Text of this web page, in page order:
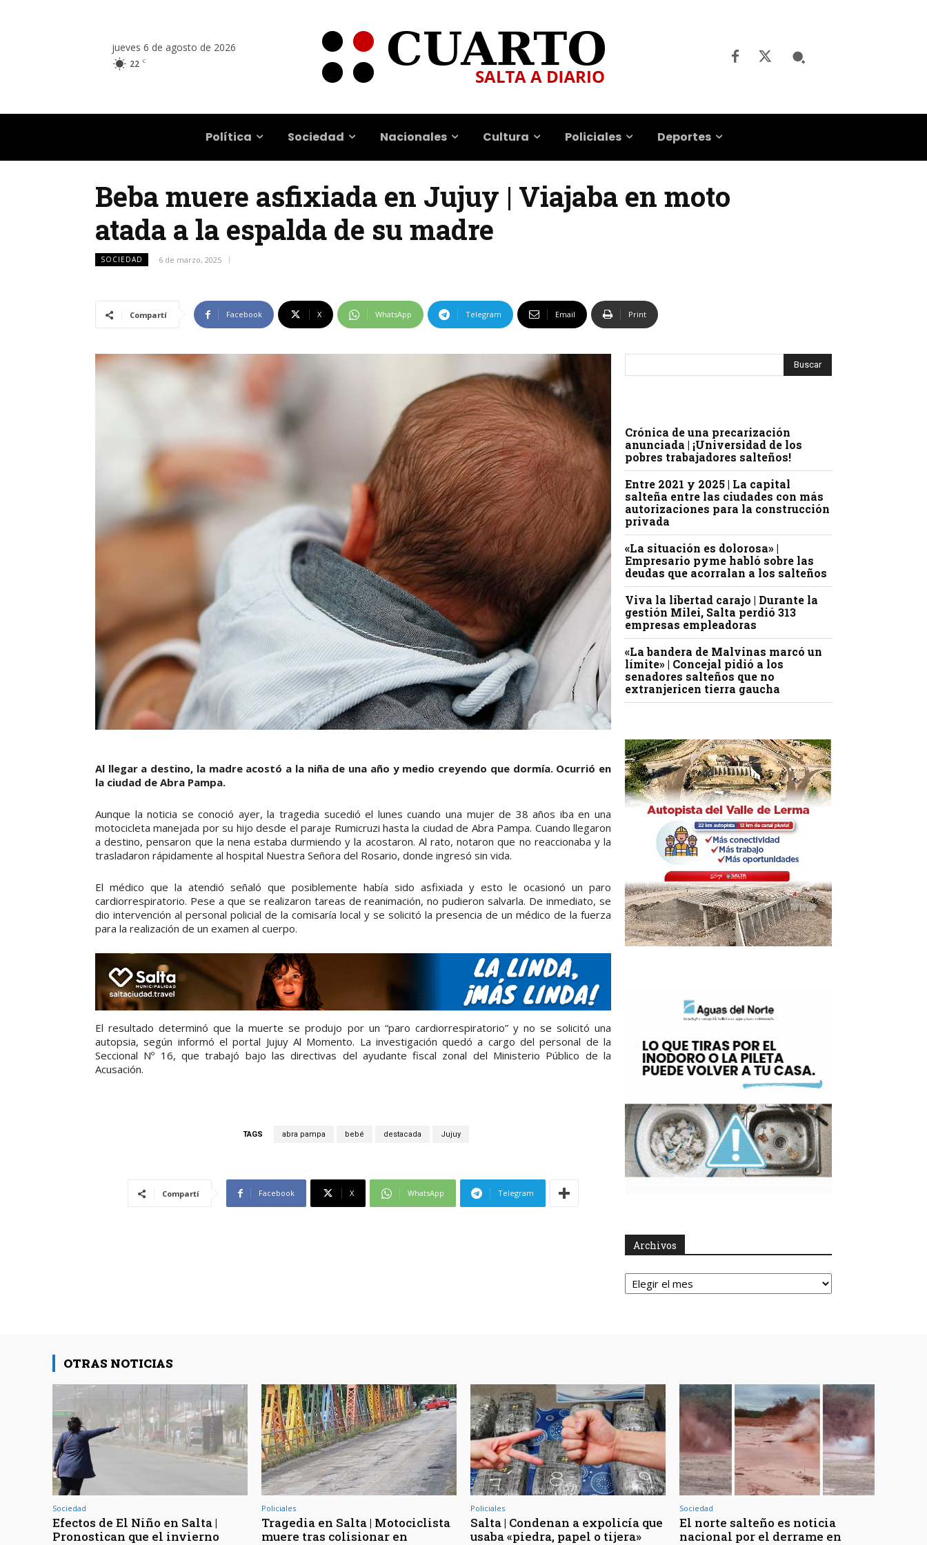
jueves 6 de agosto de 2026
22 C
Política Sociedad Nacionales Cultura Policiales Deportes
Beba muere asfixiada en Jujuy | Viajaba en moto
atada a la espalda de su madre
SOCIEDAD 6 de marzo, 2025
Compartí Facebook X WhatsApp Telegram Email Print
Al llegar a destino, la madre acostó a la niña de una año y medio creyendo que dormía. Ocurrió en
la ciudad de Abra Pampa.
Aunque la noticia se conoció ayer, la tragedia sucedió el lunes cuando una mujer de 38 años iba en una
motocicleta manejada por su hijo desde el paraje Rumicruzi hasta la ciudad de Abra Pampa. Cuando llegaron
a destino, pensaron que la nena estaba durmiendo y la acostaron. Al rato, notaron que no reaccionaba y la
trasladaron rápidamente al hospital Nuestra Señora del Rosario, donde ingresó sin vida.
El médico que la atendió señaló que posiblemente había sido asfixiada y esto le ocasionó un paro
cardiorrespiratorio. Pese a que se realizaron tareas de reanimación, no pudieron salvarla. De inmediato, se
dio intervención al personal policial de la comisaría local y se solicitó la presencia de un médico de la fuerza
para la realización de un examen al cuerpo.
El resultado determinó que la muerte se produjo por un “paro cardiorrespiratorio” y no se solicitó una
autopsia, según informó el portal Jujuy Al Momento. La investigación quedó a cargo del personal de la
Seccional Nº 16, que trabajó bajo las directivas del ayudante fiscal zonal del Ministerio Público de la
Acusación.
TAGS abra pampa bebé destacada Jujuy
Compartí Facebook X WhatsApp Telegram
Crónica de una precarización
anunciada | ¡Universidad de los
pobres trabajadores salteños!
Entre 2021 y 2025 | La capital
salteña entre las ciudades con más
autorizaciones para la construcción
privada
«La situación es dolorosa» |
Empresario pyme habló sobre las
deudas que acorralan a los salteños
Viva la libertad carajo | Durante la
gestión Milei, Salta perdió 313
empresas empleadoras
«La bandera de Malvinas marcó un
límite» | Concejal pidió a los
senadores salteños que no
extranjericen tierra gaucha
Archivos
Archivos
OTRAS NOTICIAS
Sociedad
Efectos de El Niño en Salta |
Pronostican que el invierno
Policiales
Tragedia en Salta | Motociclista
muere tras colisionar en
Policiales
Salta | Condenan a expolicía que
usaba «piedra, papel o tijera»
Sociedad
El norte salteño es noticia
nacional por el derrame en